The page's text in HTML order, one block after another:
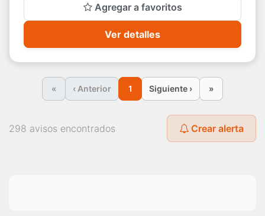
Agregar a favoritos
Ver detalles
« ‹ Anterior 1 Siguiente › »
298 avisos encontrados Crear alerta